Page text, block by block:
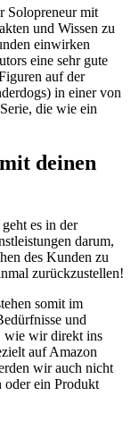
Solopreneur mit
und Wissen zu
einwirken
eine sehr gute
auf der
in einer von
die wie ein
deinen
es in der
darum,
des Kunden zu
zurückzustellen!
somit im
und
wie wir direkt ins
auf Amazon
wir auch nicht
oder ein Produkt